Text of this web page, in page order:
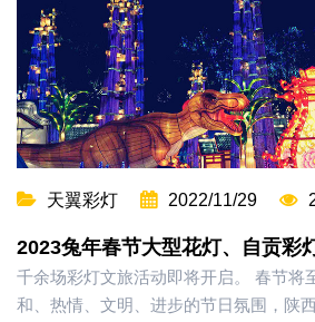
天翼彩灯 2022/11/29
2023兔年春节大型花灯、自贡彩
千余场彩灯文旅活动即将开启。 春节将
和、热情、文明、进步的节日氛围，陕